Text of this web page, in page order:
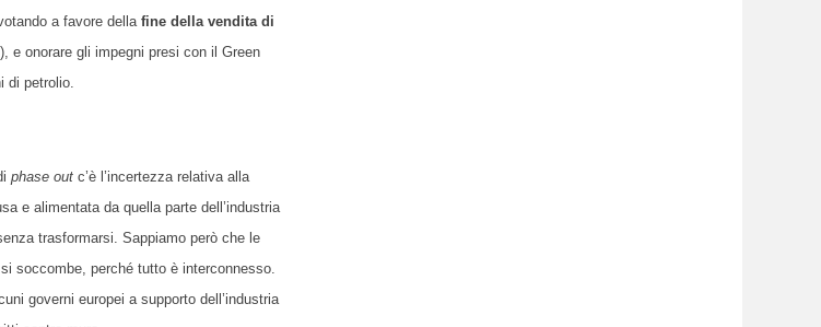
a favore della fine della vendita di
e onorare gli impegni presi con il Green
di petrolio.
phase out c’è l’incertezza relativa alla
e alimentata da quella parte dell’industria
trasformarsi. Sappiamo però che le
soccombe, perché tutto è interconnesso.
governi europei a supporto dell’industria